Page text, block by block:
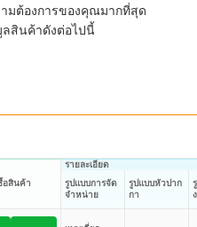
มต้องการของคุณมากที่สุด
ลสินค้าดังต่อไปนี้
อสินค้า
รายละเอียด
รูปแบบการจัด
จำหน่าย
รูปแบบหัวปาก
กา